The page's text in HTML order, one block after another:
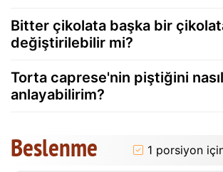
Bitter çikolata başka bir
değiştirilebilir mi?
Torta caprese'nin piştiğini nasıl
anlayabilirim?
Beslenme 1 porsiyon